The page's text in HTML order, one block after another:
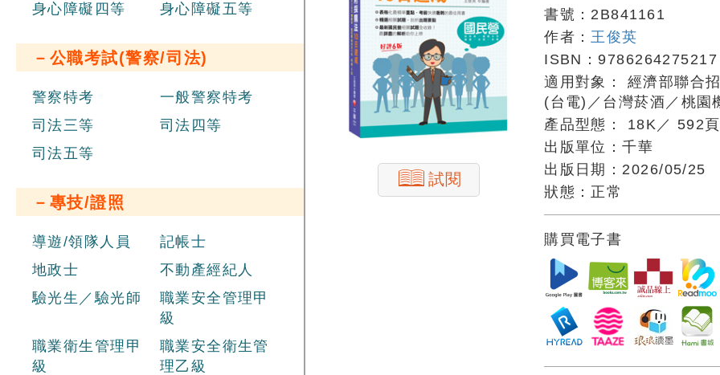
身心障礙四等
身心障礙五等
－公職考試(警察/司法)
警察特考
一般警察特考
司法三等
司法四等
司法五等
－專技/證照
導遊/領隊人員
記帳士
地政士
不動產經紀人
驗光生／驗光師
職業安全管理甲
級
職業衛生管理甲
級
職業安全衛生管
理乙級
試閱
書號： 2B841161
作者： 王俊英
ISBN：9786264275217
適用對象： 經濟部聯合
(台電)／台灣菸酒／桃園
產品型態： 18K ／ 592頁
出版單位：千華
出版日期： 2026/05/25
狀態： 正常
購買電子書